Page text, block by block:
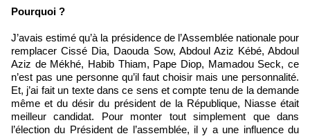
Pourquoi ?
J’avais estimé qu’à la présidence de l’Assemblée nationale pour
remplacer Cissé Dia, Daouda Sow, Abdoul Aziz Kébé, Abdoul
Aziz de Mékhé, Habib Thiam, Pape Diop, Mamadou Seck, ce
n’est pas une personne qu’il faut choisir mais une personnalité.
Et, j’ai fait un texte dans ce sens et compte tenu de la demande
même et du désir du président de la République, Niasse était
meilleur candidat. Pour monter tout simplement que dans
l’élection du Président de l’assemblée, il y a une influence du